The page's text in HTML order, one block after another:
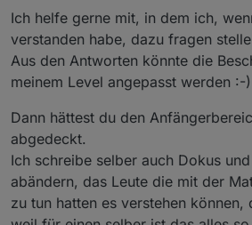
haben.
(oder ich melde mich gleich
Tutorials einzelne Themen
beschreiben.
Da möchte ich aber noch ein
was hier noch alles so an
reinkommt.
Ich helfe gerne mit, in dem ich,
verstanden habe, dazu fragen
Aus den Antworten könnte die
meinem Level angepasst werden :-)
Dann hättest du den
abgedeckt.
Ich schreibe selber auch Dokus
abändern, das Leute die mit der
zu tun hatten es verstehen können,